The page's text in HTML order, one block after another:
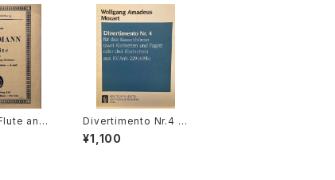
and
A-
TELEMAN
Divertimento Nr.4 f
ür drei Basetthörner
(zwei klarinetten un
¥1,100